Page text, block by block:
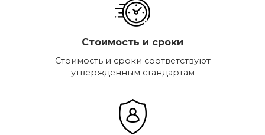
Стоимость и сроки
Стоимость и сроки соответствуют
утвержденным стандартам